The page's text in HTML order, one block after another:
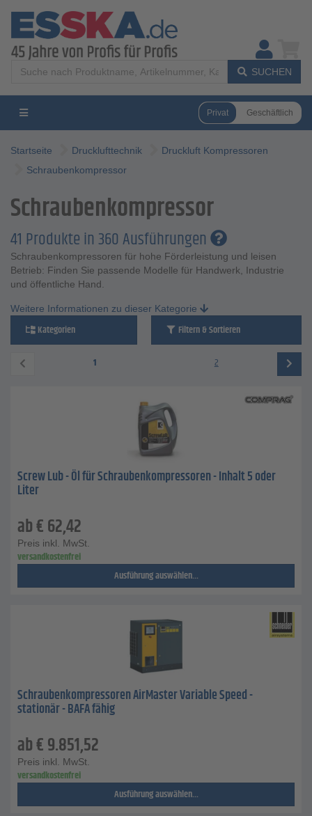
SUCHEN
Privat Geschäftlich
Startseite Drucklufttechnik
Druckluft Kompressoren
Schraubenkompressor
Schraubenkompressor
41 Produkte in 360 Ausführungen
Schraubenkompressoren für hohe Förderleistung und leisen
Betrieb: Finden Sie passende Modelle für Handwerk, Industrie
und öffentliche Hand.
Weitere Informationen zu dieser Kategorie
Kategorien Filtern & Sortieren
1 2
Screw Lub - Öl für Schraubenkompressoren - Inhalt 5 oder
Liter
ab€62,42
Preis inkl. MwSt.
versandkostenfrei
Ausführung auswählen...
Schraubenkompressoren AirMaster Variable Speed -
stationär - BAFA fähig
ab€9.851,52
Preis inkl. MwSt.
versandkostenfrei
Ausführung auswählen...